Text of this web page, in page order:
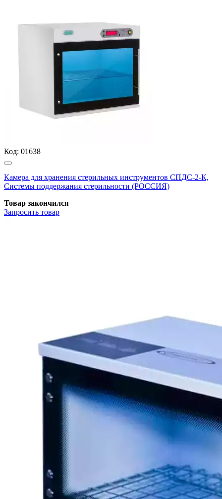
Код: 01638
Камера для хранения стерильных инструментов СПДС-2-К,
Системы поддержания стерильности (РОССИЯ)
Товар закончился
Запросить товар